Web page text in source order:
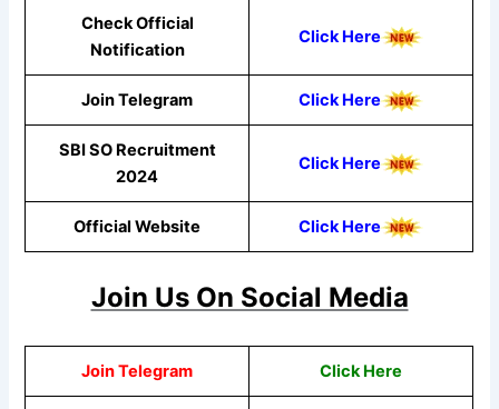
Check Official
Notification
Click Here
Join Telegram Click Here
SBI SO Recruitment
2024
Click Here
Official Website Click Here
Join Us On Social Media
Join Telegram Click Here